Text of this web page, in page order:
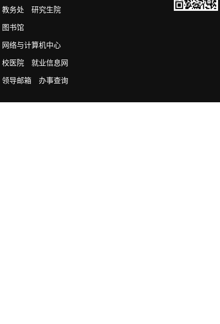
教务处 研究生院
图书馆
网络与计算机中心
校医院 就业信息网
领导邮箱 办事查询